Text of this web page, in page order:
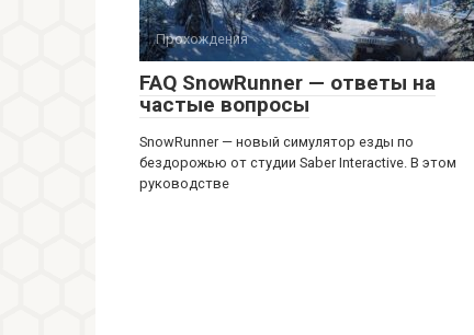
Прохождения
FAQ SnowRunner — ответы на
частые вопросы
SnowRunner — новый симулятор езды по
бездорожью от студии Saber Interactive. В этом
руководстве